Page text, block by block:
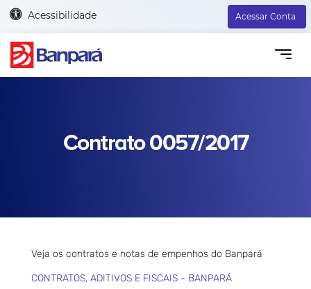
Acessibilidade Acessar Conta
Contrato 0057/2017
Veja os contratos e notas de empenhos do Banpará
CONTRATOS, ADITIVOS E FISCAIS - BANPARÁ